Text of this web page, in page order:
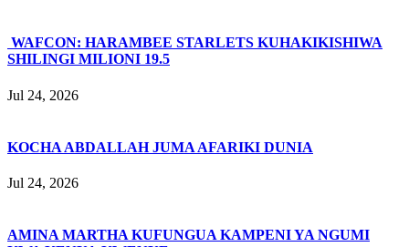
WAFCON: HARAMBEE STARLETS KUHAKIKISHIWA
SHILINGI MILIONI 19.5
Jul 24, 2026
KOCHA ABDALLAH JUMA AFARIKI DUNIA
Jul 24, 2026
AMINA MARTHA KUFUNGUA KAMPENI YA NGUMI